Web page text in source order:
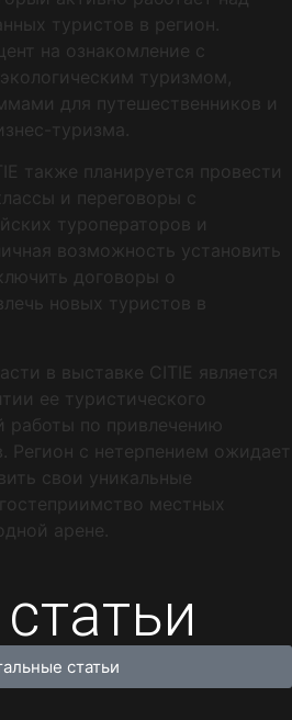
туристов в регион.
на ознакомление с
туризмом,
для путешественников и
туризма.
также планируется провести
и переговоры с
туроператоров и
возможность установить
договоры о
новых туристов в
в выставке CITIE является
ее туристического
работы по привлечению
Регион с нетерпением ожидает
свои уникальные
местных
арене.
статьи